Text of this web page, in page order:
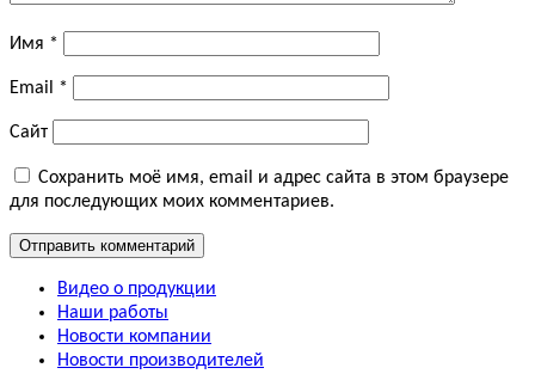
Имя *
Email *
Сайт
Сохранить моё имя, email и адрес сайта в этом браузере
для последующих моих комментариев.
Видео о продукции
Наши работы
Новости компании
Новости производителей